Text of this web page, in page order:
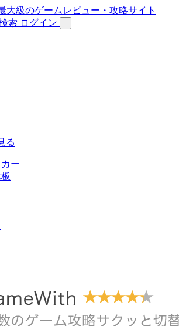
索 ログイン
る
ー